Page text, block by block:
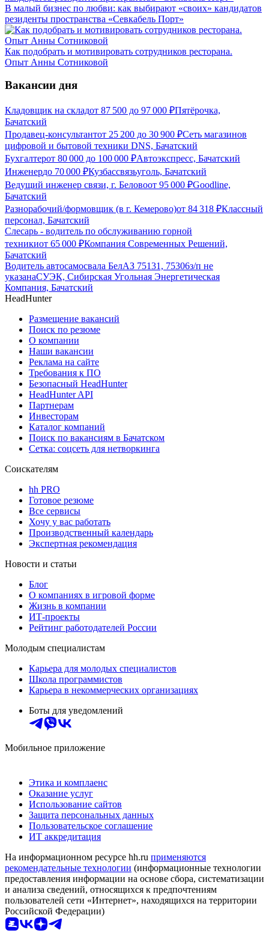
В малый бизнес по любви: как выбирают «своих» кандидатов
резиденты пространства «Севкабель Порт»
Как подобрать и мотивировать сотрудников ресторана.
Опыт Анны Сотниковой
Вакансии дня
Кладовщик на складот 87 500 до 97 000 ₽Пятёрочка,
Бачатский
Продавец-консультантот 25 200 до 30 900 ₽Сеть магазинов
цифровой и бытовой техники DNS, Бачатский
Бухгалтерот 80 000 до 100 000 ₽Автоэкспресс, Бачатский
Инженердо 70 000 ₽Кузбассвязьуголь, Бачатский
Ведущий инженер связи, г. Беловоот 95 000 ₽Goodline,
Бачатский
Разнорабочий/формовщик (в г. Кемерово)от 84 318 ₽Классный
персонал, Бачатский
Слесарь - водитель по обслуживанию горной
техникиот 65 000 ₽Компания Современных Решений,
Бачатский
Водитель автосамосвала БелАЗ 75131, 75306з/п не
указанаСУЭК, Сибирская Угольная Энергетическая
Компания, Бачатский
HeadHunter
Размещение вакансий
Поиск по резюме
О компании
Наши вакансии
Реклама на сайте
Требования к ПО
Безопасный HeadHunter
HeadHunter API
Партнерам
Инвесторам
Каталог компаний
Поиск по вакансиям в Бачатском
Сетка: соцсеть для нетворкинга
Соискателям
hh PRO
Готовое резюме
Все сервисы
Хочу у вас работать
Производственный календарь
Экспертная рекомендация
Новости и статьи
Блог
О компаниях в игровой форме
Жизнь в компании
ИТ-проекты
Рейтинг работодателей России
Молодым специалистам
Карьера для молодых специалистов
Школа программистов
Карьера в некоммерческих организациях
Боты для уведомлений
Мобильное приложение
Этика и комплаенс
Оказание услуг
Использование сайтов
Защита персональных данных
Пользовательское соглашение
ИТ аккредитация
На информационном ресурсе hh.ru применяются
рекомендательные технологии (информационные технологии
предоставления информации на основе сбора, систематизации
и анализа сведений, относящихся к предпочтениям
пользователей сети «Интернет», находящихся на территории
Российской Федерации)